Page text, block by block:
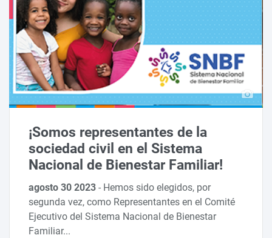
¡Somos representantes de la
sociedad civil en el Sistema
Nacional de Bienestar Familiar!
agosto 30 2023- Hemos sido elegidos, por
segunda vez, como Representantes en el Comité
Ejecutivo del Sistema Nacional de Bienestar
Familiar...